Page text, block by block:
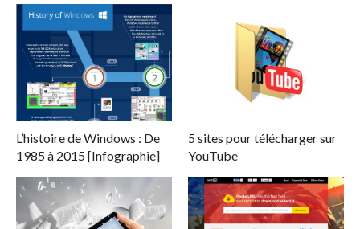
L’histoire de Windows : De
1985 à 2015 [Infographie]
5 sites pour télécharger sur
YouTube